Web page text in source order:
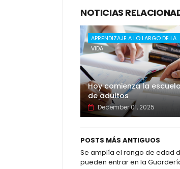
NOTICIAS
APRENDIZAJE A LO LARGO DE LA
VIDA
Hoy comienza la
de adultos
December 01, 2025
POSTS MÁS ANTIGUOS
Se amplía el rango de edad
pueden entrar en la